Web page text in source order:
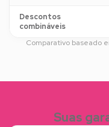
Descontos
combináveis
Comparativo baseado
Suas